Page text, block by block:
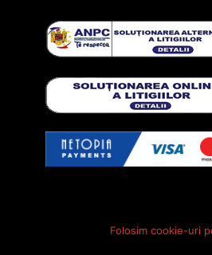
Folosim cookie-uri